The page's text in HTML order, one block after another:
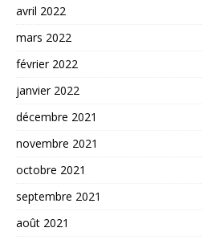
avril 2022
mars 2022
février 2022
janvier 2022
décembre 2021
novembre 2021
octobre 2021
septembre 2021
août 2021